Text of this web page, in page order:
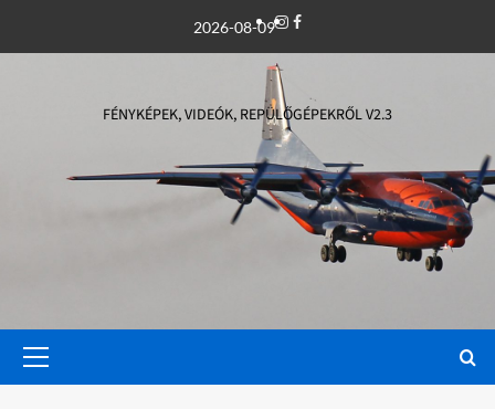
2026-08-09Instagram
Facebook
FÉNYKÉPEK, VIDEÓK, REPÜLŐGÉPEKRŐL V2.3
Menu